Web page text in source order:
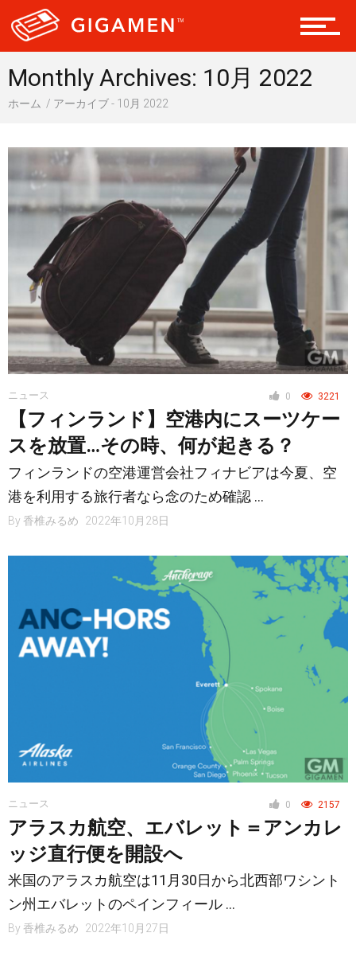
仮想通貨
スマートフォン
ニュース
Monthly Archives: 10月 2022
ホーム アーカイブ - 10月 2022
0 3221
ニュース
【フィンランド】空港内にスーツケー
スを放置…その時、何が起きる？
フィンランドの空港運営会社フィナビアは今夏、空
港を利用する旅行者なら念のため確認 …
By 香椎みるめ 2022年10月28日
0 2157
ニュース
アラスカ航空、エバレット＝アンカレ
ッジ直行便を開設へ
米国のアラスカ航空は11月30日から北西部ワシント
ン州エバレットのペインフィール …
By 香椎みるめ 2022年10月27日